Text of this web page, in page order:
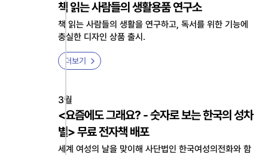
책 읽는 사람들의 생활용품 연구소
책 읽는 사람들의 생활을 연구하고, 독서를 위한 기능에
충실한 디자인 상품 출시.
더보기
3월
<요즘에도 그래요? - 숫자로 보는 한국의 성차
별> 무료 전자책 배포
세계 여성의 날을 맞이해 사단법인 한국여성의전화와 함